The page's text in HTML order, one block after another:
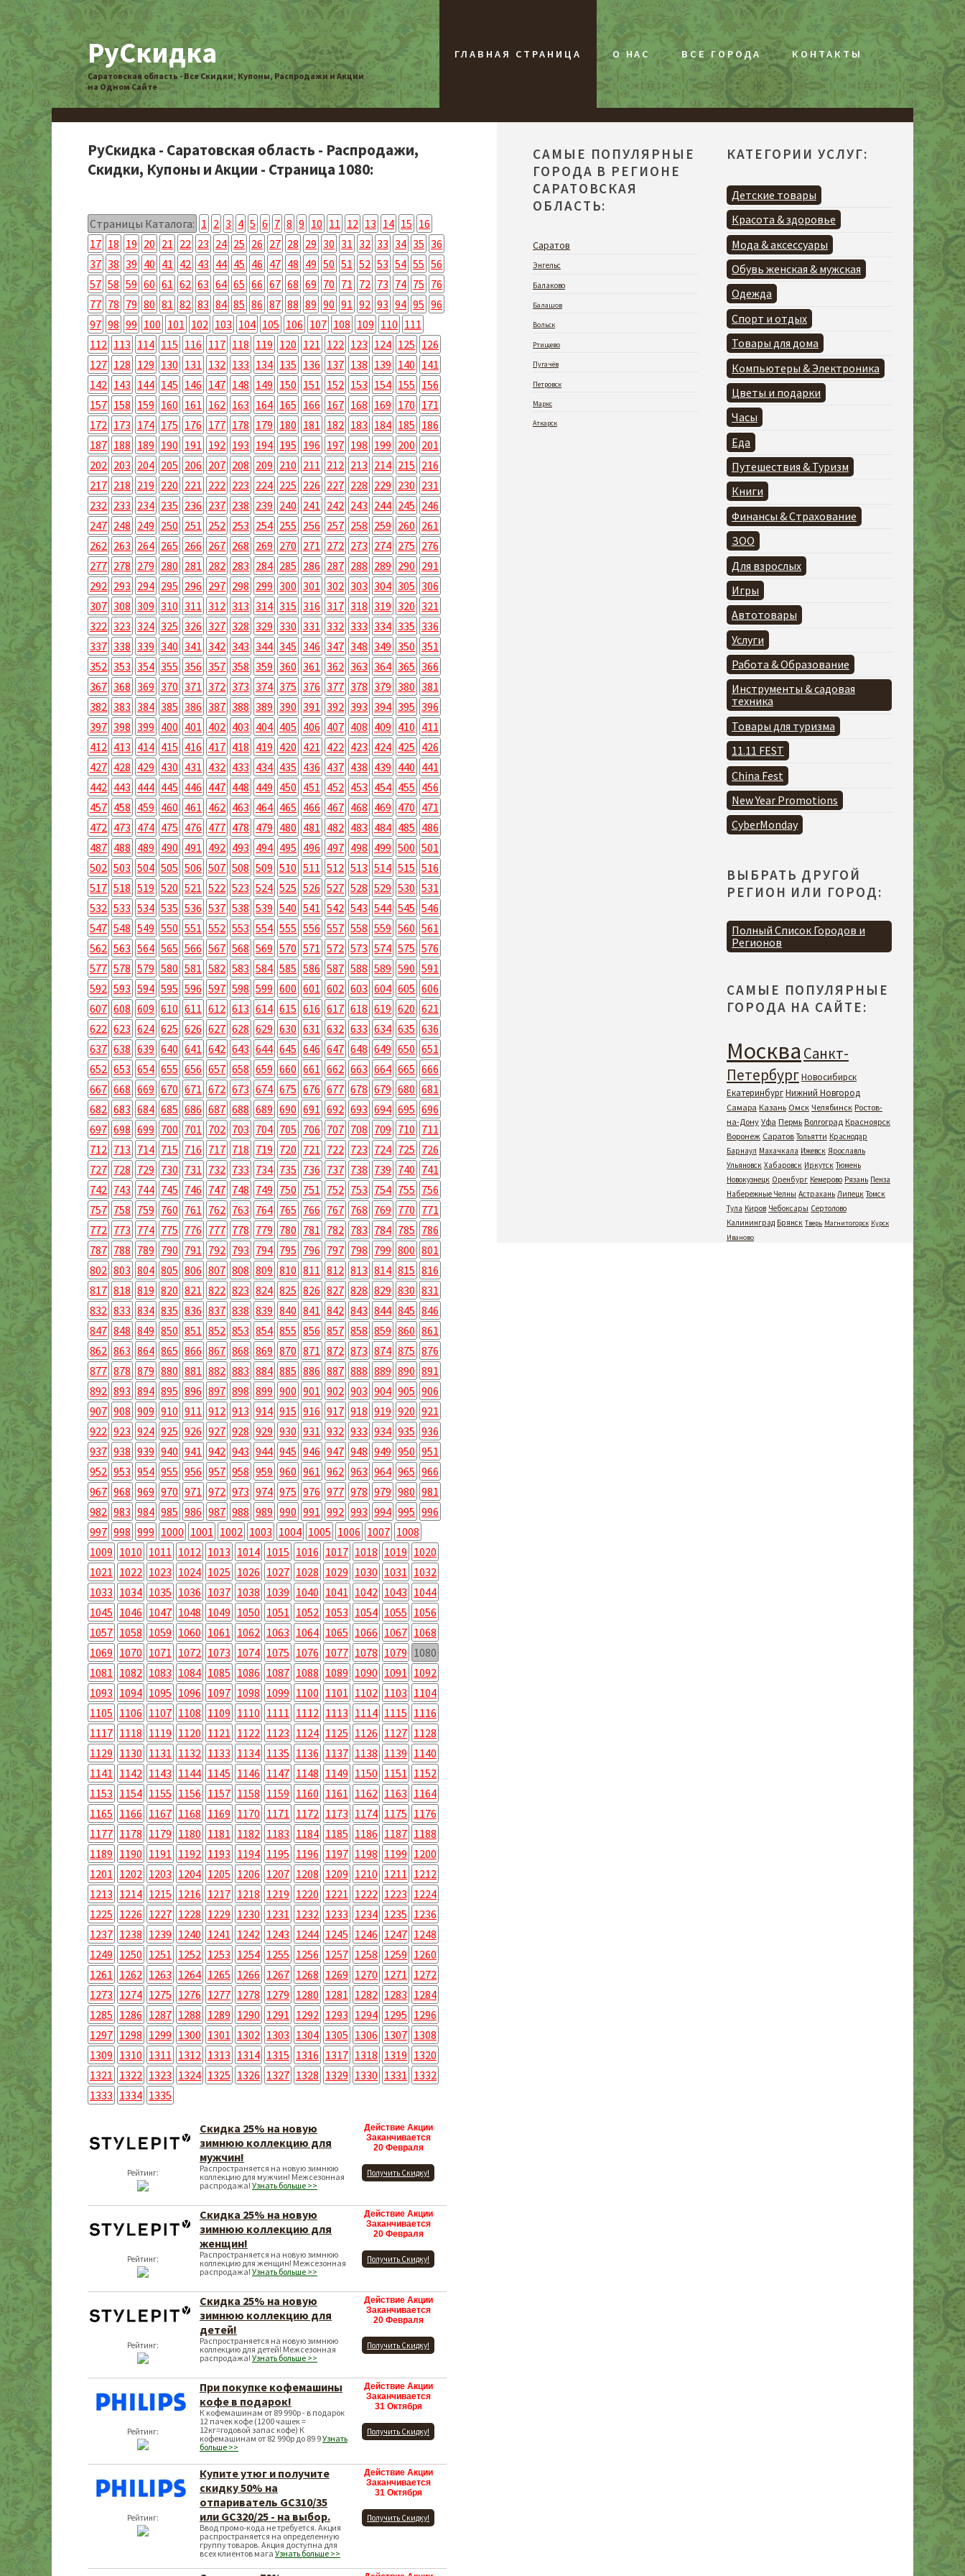
РуСкидка
Саратовская область - Все Скидки, Купоны, Распродажи и Акции
на Одном Сайте
ГЛАВНАЯ СТРАНИЦА О НАС ВСЕ ГОРОДА КОНТАКТЫ
РуСкидка - Саратовская область - Распродажи,
Скидки, Купоны и Акции - Страница 1080:
Страницы Каталога: 1 2 3 4 5 6 7 8 9 10 11 12 13 14 15 16
17 18 19 20 21 22 23 24 25 26 27 28 29 30 31 32 33 34 35 36
37 38 39 40 41 42 43 44 45 46 47 48 49 50 51 52 53 54 55 56
57 58 59 60 61 62 63 64 65 66 67 68 69 70 71 72 73 74 75 76
77 78 79 80 81 82 83 84 85 86 87 88 89 90 91 92 93 94 95 96
97 98 99 100 101 102 103 104 105 106 107 108 109 110 111
112 113 114 115 116 117 118 119 120 121 122 123 124 125 126
127 128 129 130 131 132 133 134 135 136 137 138 139 140 141
142 143 144 145 146 147 148 149 150 151 152 153 154 155 156
157 158 159 160 161 162 163 164 165 166 167 168 169 170 171
172 173 174 175 176 177 178 179 180 181 182 183 184 185 186
187 188 189 190 191 192 193 194 195 196 197 198 199 200 201
202 203 204 205 206 207 208 209 210 211 212 213 214 215 216
217 218 219 220 221 222 223 224 225 226 227 228 229 230 231
232 233 234 235 236 237 238 239 240 241 242 243 244 245 246
247 248 249 250 251 252 253 254 255 256 257 258 259 260 261
262 263 264 265 266 267 268 269 270 271 272 273 274 275 276
277 278 279 280 281 282 283 284 285 286 287 288 289 290 291
292 293 294 295 296 297 298 299 300 301 302 303 304 305 306
307 308 309 310 311 312 313 314 315 316 317 318 319 320 321
322 323 324 325 326 327 328 329 330 331 332 333 334 335 336
337 338 339 340 341 342 343 344 345 346 347 348 349 350 351
352 353 354 355 356 357 358 359 360 361 362 363 364 365 366
367 368 369 370 371 372 373 374 375 376 377 378 379 380 381
382 383 384 385 386 387 388 389 390 391 392 393 394 395 396
397 398 399 400 401 402 403 404 405 406 407 408 409 410 411
412 413 414 415 416 417 418 419 420 421 422 423 424 425 426
427 428 429 430 431 432 433 434 435 436 437 438 439 440 441
442 443 444 445 446 447 448 449 450 451 452 453 454 455 456
457 458 459 460 461 462 463 464 465 466 467 468 469 470 471
472 473 474 475 476 477 478 479 480 481 482 483 484 485 486
487 488 489 490 491 492 493 494 495 496 497 498 499 500 501
502 503 504 505 506 507 508 509 510 511 512 513 514 515 516
517 518 519 520 521 522 523 524 525 526 527 528 529 530 531
532 533 534 535 536 537 538 539 540 541 542 543 544 545 546
547 548 549 550 551 552 553 554 555 556 557 558 559 560 561
562 563 564 565 566 567 568 569 570 571 572 573 574 575 576
577 578 579 580 581 582 583 584 585 586 587 588 589 590 591
592 593 594 595 596 597 598 599 600 601 602 603 604 605 606
607 608 609 610 611 612 613 614 615 616 617 618 619 620 621
622 623 624 625 626 627 628 629 630 631 632 633 634 635 636
637 638 639 640 641 642 643 644 645 646 647 648 649 650 651
652 653 654 655 656 657 658 659 660 661 662 663 664 665 666
667 668 669 670 671 672 673 674 675 676 677 678 679 680 681
682 683 684 685 686 687 688 689 690 691 692 693 694 695 696
697 698 699 700 701 702 703 704 705 706 707 708 709 710 711
712 713 714 715 716 717 718 719 720 721 722 723 724 725 726
727 728 729 730 731 732 733 734 735 736 737 738 739 740 741
742 743 744 745 746 747 748 749 750 751 752 753 754 755 756
757 758 759 760 761 762 763 764 765 766 767 768 769 770 771
772 773 774 775 776 777 778 779 780 781 782 783 784 785 786
787 788 789 790 791 792 793 794 795 796 797 798 799 800 801
802 803 804 805 806 807 808 809 810 811 812 813 814 815 816
817 818 819 820 821 822 823 824 825 826 827 828 829 830 831
832 833 834 835 836 837 838 839 840 841 842 843 844 845 846
847 848 849 850 851 852 853 854 855 856 857 858 859 860 861
862 863 864 865 866 867 868 869 870 871 872 873 874 875 876
877 878 879 880 881 882 883 884 885 886 887 888 889 890 891
892 893 894 895 896 897 898 899 900 901 902 903 904 905 906
907 908 909 910 911 912 913 914 915 916 917 918 919 920 921
922 923 924 925 926 927 928 929 930 931 932 933 934 935 936
937 938 939 940 941 942 943 944 945 946 947 948 949 950 951
952 953 954 955 956 957 958 959 960 961 962 963 964 965 966
967 968 969 970 971 972 973 974 975 976 977 978 979 980 981
982 983 984 985 986 987 988 989 990 991 992 993 994 995 996
997 998 999 1000 1001 1002 1003 1004 1005 1006 1007 1008
1009 1010 1011 1012 1013 1014 1015 1016 1017 1018 1019 1020
1021 1022 1023 1024 1025 1026 1027 1028 1029 1030 1031 1032
1033 1034 1035 1036 1037 1038 1039 1040 1041 1042 1043 1044
1045 1046 1047 1048 1049 1050 1051 1052 1053 1054 1055 1056
1057 1058 1059 1060 1061 1062 1063 1064 1065 1066 1067 1068
1069 1070 1071 1072 1073 1074 1075 1076 1077 1078 1079 1080
1081 1082 1083 1084 1085 1086 1087 1088 1089 1090 1091 1092
1093 1094 1095 1096 1097 1098 1099 1100 1101 1102 1103 1104
1105 1106 1107 1108 1109 1110 1111 1112 1113 1114 1115 1116
1117 1118 1119 1120 1121 1122 1123 1124 1125 1126 1127 1128
1129 1130 1131 1132 1133 1134 1135 1136 1137 1138 1139 1140
1141 1142 1143 1144 1145 1146 1147 1148 1149 1150 1151 1152
1153 1154 1155 1156 1157 1158 1159 1160 1161 1162 1163 1164
1165 1166 1167 1168 1169 1170 1171 1172 1173 1174 1175 1176
1177 1178 1179 1180 1181 1182 1183 1184 1185 1186 1187 1188
1189 1190 1191 1192 1193 1194 1195 1196 1197 1198 1199 1200
1201 1202 1203 1204 1205 1206 1207 1208 1209 1210 1211 1212
1213 1214 1215 1216 1217 1218 1219 1220 1221 1222 1223 1224
1225 1226 1227 1228 1229 1230 1231 1232 1233 1234 1235 1236
1237 1238 1239 1240 1241 1242 1243 1244 1245 1246 1247 1248
1249 1250 1251 1252 1253 1254 1255 1256 1257 1258 1259 1260
1261 1262 1263 1264 1265 1266 1267 1268 1269 1270 1271 1272
1273 1274 1275 1276 1277 1278 1279 1280 1281 1282 1283 1284
1285 1286 1287 1288 1289 1290 1291 1292 1293 1294 1295 1296
1297 1298 1299 1300 1301 1302 1303 1304 1305 1306 1307 1308
1309 1310 1311 1312 1313 1314 1315 1316 1317 1318 1319 1320
1321 1322 1323 1324 1325 1326 1327 1328 1329 1330 1331 1332
1333 1334 1335
Рейтинг:
Скидка 25% на новую
зимнюю коллекцию для
мужчин!
Распространяется на новую зимнюю
коллекцию для мужчин! Межсезонная
распродажа! Узнать больше >>
Действие Акции
Заканчивается
20 Февраля
Получить Скидку!
Рейтинг:
Скидка 25% на новую
зимнюю коллекцию для
женщин!
Распространяется на новую зимнюю
коллекцию для женщин! Межсезонная
распродажа! Узнать больше >>
Действие Акции
Заканчивается
20 Февраля
Получить Скидку!
Рейтинг:
Скидка 25% на новую
зимнюю коллекцию для
детей!
Распространяется на новую зимнюю
коллекцию для детей! Межсезонная
распродажа! Узнать больше >>
Действие Акции
Заканчивается
20 Февраля
Получить Скидку!
Рейтинг:
При покупке кофемашины
кофе в подарок!
К кофемашинам от 89 990р - в подарок
12 пачек кофе (1200 чашек =
12кг=годовой запас кофе) К
кофемашинам от 82 990р до 89 9Узнать
больше >>
Действие Акции
Заканчивается
31 Октября
Получить Скидку!
Рейтинг:
Купите утюг и получите
скидку 50% на
отпариватель GC310/35
или GC320/25 - на выбор.
Ввод промо-кода не требуется. Акция
распространяется на определенную
группу товаров. Акция доступна для
всех клиентов мага Узнать больше >>
Действие Акции
Заканчивается
31 Октября
Получить Скидку!
САМЫЕ ПОПУЛЯРНЫЕ
ГОРОДА В РЕГИОНЕ
САРАТОВСКАЯ
ОБЛАСТЬ:
Саратов
Энгельс
Балаково
Балашов
Вольск
Ртищево
Пугачёв
Петровск
Маркс
Аткарск
КАТЕГОРИИ УСЛУГ:
Детские товары
Красота & здоровье
Мода & аксессуары
Обувь женская & мужская
Одежда
Спорт и отдых
Товары для дома
Компьютеры & Электроника
Цветы и подарки
Часы
Еда
Путешествия & Туризм
Книги
Финансы & Страхование
ЗОО
Для взрослых
Игры
Автотовары
Услуги
Работа & Образование
Инструменты & садовая
техника
Товары для туризма
11.11 FEST
China Fest
New Year Promotions
CyberMonday
ВЫБРАТЬ ДРУГОЙ
РЕГИОН ИЛИ ГОРОД:
Полный Список Городов и
Регионов
САМЫЕ ПОПУЛЯРНЫЕ
ГОРОДА НА САЙТЕ:
Москва Санкт-
ПетербургНовосибирск
ЕкатеринбургНижний Новгород
Самара Казань Омск Челябинск Ростов-
на-Дону Уфа Пермь Волгоград Красноярск
Воронеж Саратов Тольятти Краснодар
Барнаул Махачкала Ижевск Ярославль
Ульяновск Хабаровск Иркутск Тюмень
Новокузнецк Оренбург Кемерово Рязань Пенза
Набережные Челны Астрахань Липецк Томск
Тула Киров Чебоксары Сертолово
Калининград Брянск Тверь Магнитогорск Курск
Иваново